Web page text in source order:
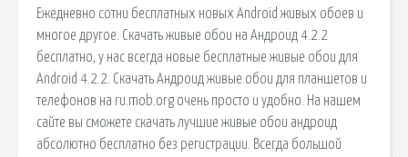
Ежедневно сотни бесплатных новых Android живых обоев и
многое другое. Скачать живые обои на Андроид 4.2.2
бесплатно, у нас всегда новые бесплатные живые обои для
Android 4.2.2. Скачать Андроид живые обои для планшетов и
телефонов на ru.mob.org очень просто и удобно. На нашем
сайте вы сможете скачать лучшие живые обои андроид
абсолютно бесплатно без регистрации. Всегда большой